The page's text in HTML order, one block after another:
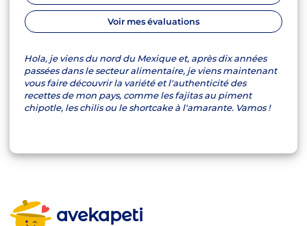
Voir mes évaluations
Hola, je viens du nord du Mexique et, après dix années
passées dans le secteur alimentaire, je viens maintenant
vous faire découvrir la variété et l'authenticité des
recettes de mon pays, comme les fajitas au piment
chipotle, les chilis ou le shortcake à l'amarante. Vamos !
avekapeti